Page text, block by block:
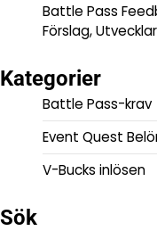
Battle Pass
Förslag,
Kategorier
Battle Pass-krav
Event Quest
V-Bucks inlösen
Sök